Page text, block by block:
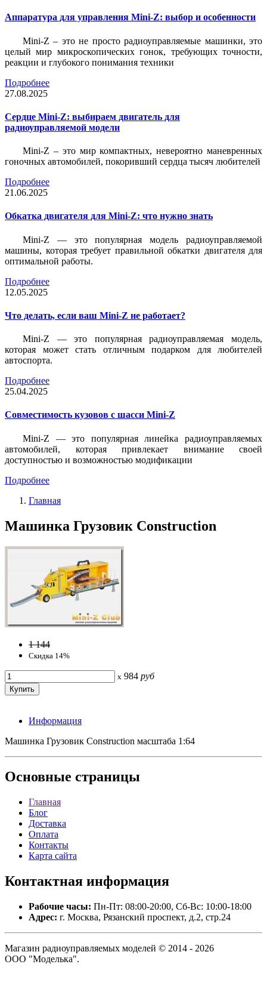
Аппаратура для управления Mini-Z: выбор и особенности
Mini-Z – это не просто радиоуправляемые машинки, это
целый мир микроскопических гонок, требующих точности,
реакции и глубокого понимания техники
Подробнее
27.08.2025
Сердце Mini-Z: выбираем двигатель для
радиоуправляемой модели
Mini-Z – это мир компактных, невероятно маневренных
гоночных автомобилей, покоривший сердца тысяч любителей
Подробнее
21.06.2025
Обкатка двигателя для Mini-Z: что нужно знать
Mini-Z — это популярная модель радиоуправляемой
машины, которая требует правильной обкатки двигателя для
оптимальной работы.
Подробнее
12.05.2025
Что делать, если ваш Mini-Z не работает?
Mini-Z — это популярная радиоуправляемая модель,
которая может стать отличным подарком для любителей
автоспорта.
Подробнее
25.04.2025
Совместимость кузовов с шасси Mini-Z
Mini-Z — это популярная линейка радиоуправляемых
автомобилей, которая привлекает внимание своей
доступностью и возможностью модификации
Подробнее
Главная
Машинка Грузовик Construction
1 144
Скидка 14%
x 984 руб
Информация
Машинка Грузовик Construction масштаба 1:64
Основные страницы
Главная
Блог
Доставка
Оплата
Контакты
Карта сайта
Контактная информация
Рабочие часы: Пн-Пт: 08:00-20:00, Сб-Вс: 10:00-18:00
Адрес: г. Москва, Рязанский проспект, д.2, стр.24
Магазин радиоуправляемых моделей © 2014 - 2026
ООО "Моделька".